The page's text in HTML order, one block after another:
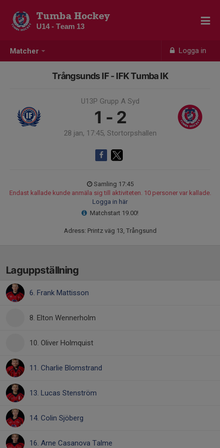
Matcher Logga in
Tumba Hockey
U14 - Team 13
Trångsunds IF - IFK Tumba IK
U13P Grupp A Syd
1 - 2
28 jan, 17:45, Stortorpshallen
Samling 17:45
Endast kallade kunde anmäla sig till aktiviteten. 10 personer var kallade.
Logga in här
Matchstart 19.00!
Adress: Printz väg 13, Trångsund
Laguppställning
6. Frank Mattisson
8. Elton Wennerholm
10. Oliver Holmquist
11. Charlie Blomstrand
13. Lucas Stenström
14. Colin Sjöberg
16. Arne Casanova Talme